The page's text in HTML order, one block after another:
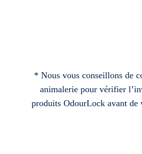
* Nous vous conseillons de
animalerie pour vérifier
produits OdourLock avant de